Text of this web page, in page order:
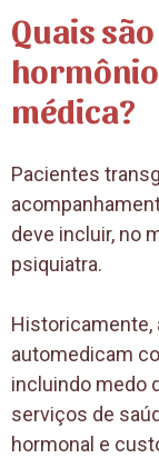
Quais
médica?
Pacientes
deve incluir, no
psiquiatra.
Historicamente,
automedicam
incluindo medo
serviços de
hormonal e